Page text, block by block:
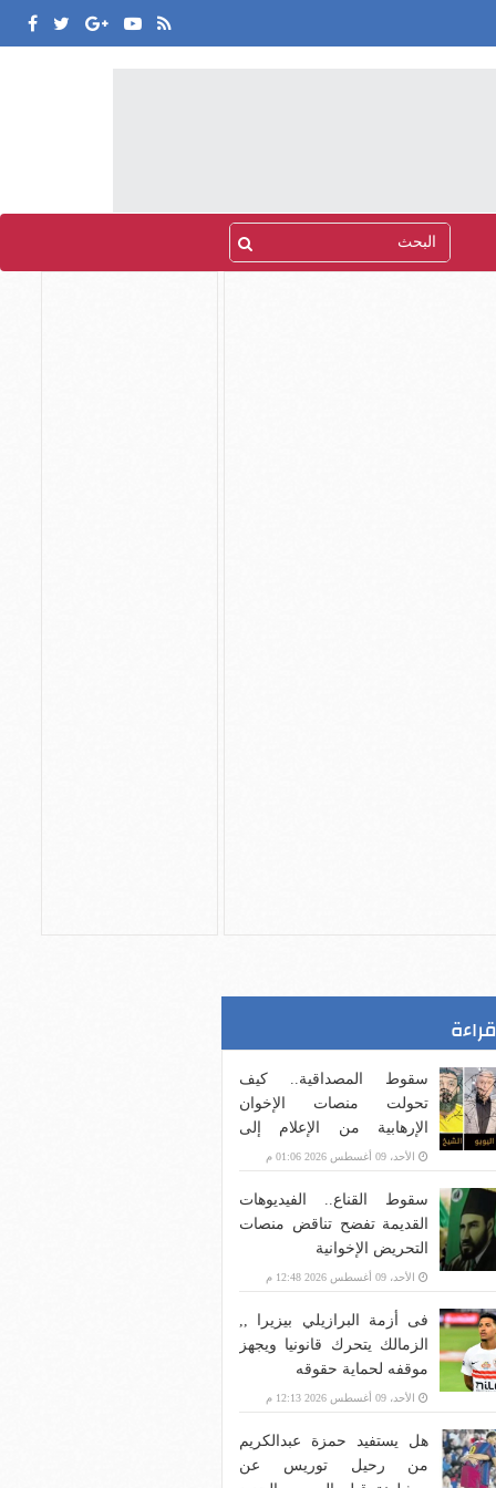
سقوط المصداقية.. كيف
تحولت منصات الإخوان
الإرهابية من الإعلام إلى
صناعة الضجيج؟
الأحد، 09 أغسطس 2026 01:06 م
سقوط القناع.. الفيديوهات
القديمة تفضح تناقض منصات
التحريض الإخوانية
الأحد، 09 أغسطس 2026 12:48 م
فى أزمة البرازيلي بيزيرا ,,
الزمالك يتحرك قانونيا ويجهز
موقفه لحماية حقوقه
الأحد، 09 أغسطس 2026 12:13 م
هل يستفيد حمزة عبدالكريم
من رحيل توريس عن